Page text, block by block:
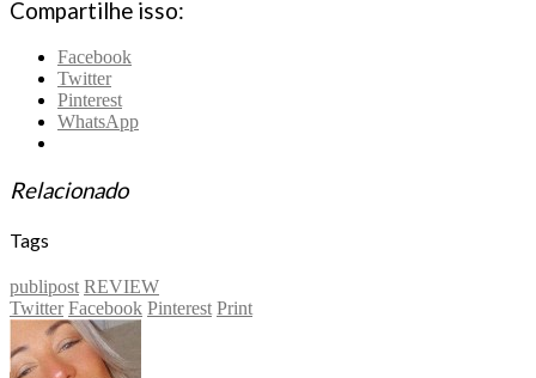
Compartilhe isso:
Facebook
Twitter
Pinterest
WhatsApp
Relacionado
Tags
publipost REVIEW
Twitter Facebook Pinterest Print